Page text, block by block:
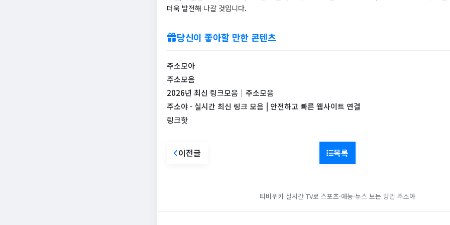
더욱 발전해 나갈 것입니다.
당신이 좋아할 만한 콘텐츠
주소모아
주소모음
2026년 최신 링크모음｜주소모음
주소야 - 실시간 최신 링크 모음 | 안전하고 빠른 웹사이트 연결
링크핫
이전글 목록
티비위키 실시간 TV로 스포츠·예능·뉴스 보는 방법 주소야